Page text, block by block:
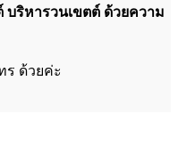
ริหารวนเขตต์ ด้วยความ
ด้วยค่ะ